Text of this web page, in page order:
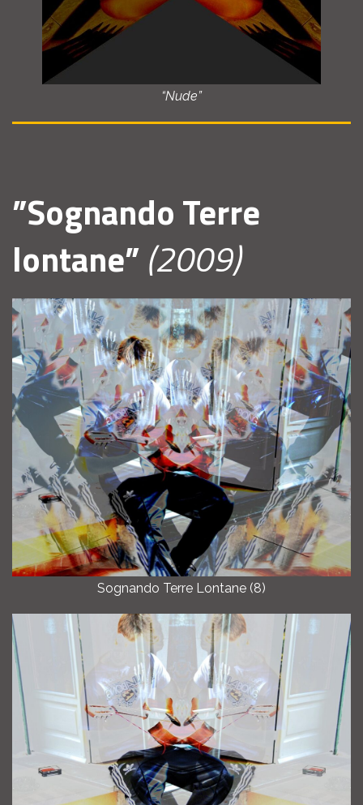
“Nude”
”Sognando Terre
lontane”(2009)
Sognando Terre Lontane (8)